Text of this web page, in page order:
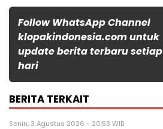
Follow WhatsApp Channel
klopakindonesia.com untuk
update berita terbaru setiap
hari
BERITA TERKAIT
Senin, 3 Agustus 2026 - 20:53 WIB